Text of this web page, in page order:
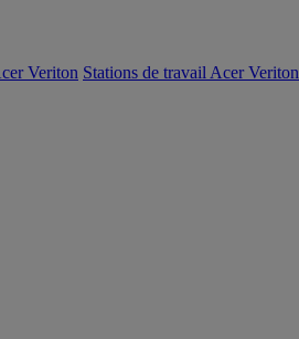
Veriton Stations de travail Acer Veriton